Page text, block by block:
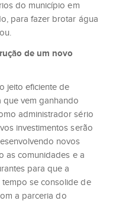
do município em
para fazer brotar água
de um novo
jeito eficiente de
que vem ganhando
administrador sério
investimentos serão
novos
as comunidades e a
para que a
se consolide de
a parceria do